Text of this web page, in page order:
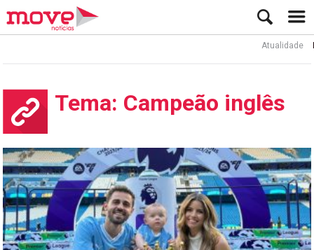
Atualidade
Tema: Campeão inglês